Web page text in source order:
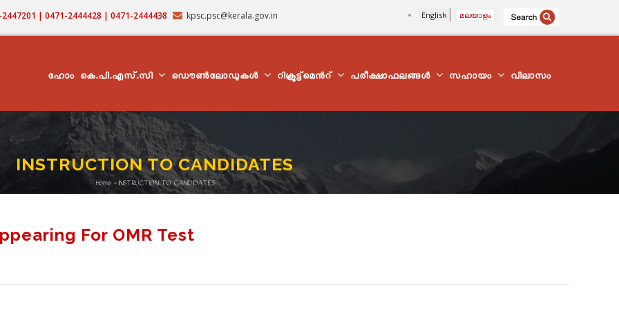
| 0471-2444428 | 0471-2444438 kpsc.psc@kerala.gov.in English മലയാളം
NAVIGATION
ഹോം കെ.പി.എസ്.സി ഡൌൺലോഡുകൾ റിക്രൂട്ട്മെന്‍റ് പരീക്ഷാഫലങ്ങൾ സഹായം വിലാസം
INSTRUCTION TO CANDIDATES
Breadcrumb
Home - INSTRUCTION TO CANDIDATES
For OMR Test